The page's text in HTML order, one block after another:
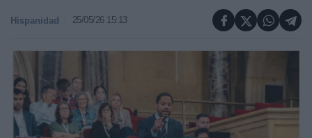
Hispanidad 25/05/26 15:13